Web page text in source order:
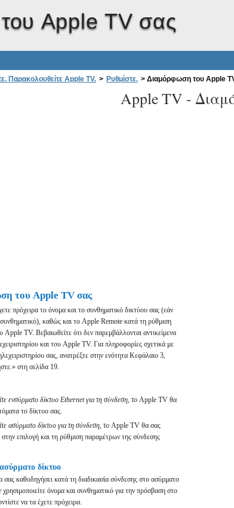
Apple TV σας
Παρακολουθείτε Apple TV. > Ρυθμίστε. > Διαμόρφωση του Apple
Apple TV -
του Apple TV σας
πρόχειρα το όνομα και το συνθηματικό δικτύου σας (εάν
συνθηματικό), καθώς και το Apple Remote κατά τη ρύθμιση
Apple TV. Βεβαιωθείτε ότι δεν παρεμβάλλονται αντικείμενα
και του Apple TV. Για πληροφορίες σχετικά με
σας, ανατρέξτε στην ενότητα Κεφάλαιο 3,
στη σελίδα 19.
ενσύρματο δίκτυο Ethernet για τη σύνδεση, το Apple TV θα
το δίκτυο σας.
ασύρματο δίκτυο για τη σύνδεση, το Apple TV θα σας
επιλογή και τη ρύθμιση παραμέτρων της σύνδεσης
δίκτυο
καθοδηγήσει κατά τη διαδικασία σύνδεσης στο ασύρματο
όνομα και συνθηματικό για την πρόσβαση στο
να τα έχετε πρόχειρα.